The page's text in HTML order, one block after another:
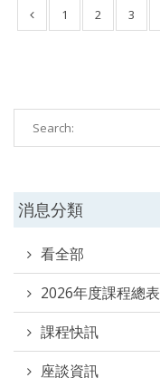
1 2 3
消息分類
看全部
2026年度課程總表
課程快訊
座談資訊